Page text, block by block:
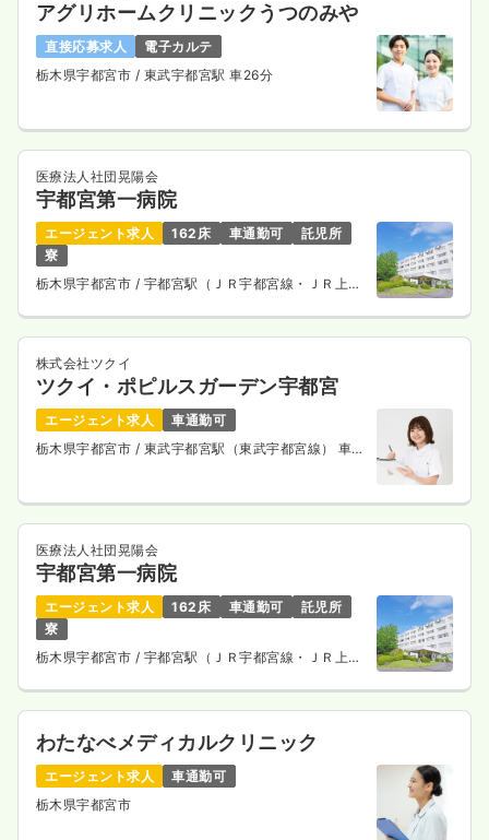
アグリホームクリニックうつのみや
直接応募求人
電子カルテ
栃木県宇都宮市 / 東武宇都宮駅 車26分
医療法人社団晃陽会
宇都宮第一病院
エージェント求人 162床 車通勤可
託児所
寮
栃木県宇都宮市 / 宇都宮駅（ＪＲ宇都宮線・ＪＲ上野
株式会社ツクイ
ツクイ・ポピルスガーデン宇都宮
エージェント求人
車通勤可
栃木県宇都宮市 / 東武宇都宮駅（東武宇都宮線） 車
医療法人社団晃陽会
宇都宮第一病院
エージェント求人 162床 車通勤可
託児所
寮
栃木県宇都宮市 / 宇都宮駅（ＪＲ宇都宮線・ＪＲ上野
わたなべメディカルクリニック
エージェント求人
車通勤可
栃木県宇都宮市